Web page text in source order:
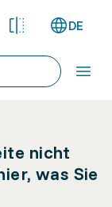
DE
nicht
was Sie